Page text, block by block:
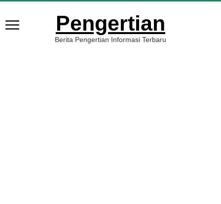
Pengertian
Berita Pengertian Informasi Terbaru